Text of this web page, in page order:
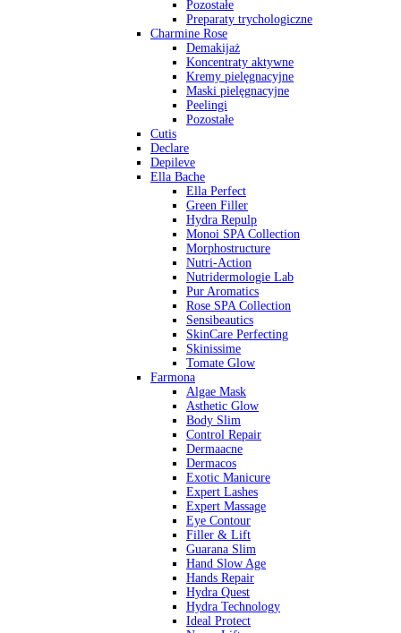
Pozostałe
Preparaty trychologiczne
Charmine Rose
Demakijaż
Koncentraty aktywne
Kremy pielęgnacyjne
Maski pielęgnacyjne
Peelingi
Pozostałe
Cutis
Declare
Depileve
Ella Bache
Ella Perfect
Green Filler
Hydra Repulp
Monoi SPA Collection
Morphostructure
Nutri-Action
Nutridermologie Lab
Pur Aromatics
Rose SPA Collection
Sensibeautics
SkinCare Perfecting
Skinissime
Tomate Glow
Farmona
Algae Mask
Asthetic Glow
Body Slim
Control Repair
Dermaacne
Dermacos
Exotic Manicure
Expert Lashes
Expert Massage
Eye Contour
Filler & Lift
Guarana Slim
Hand Slow Age
Hands Repair
Hydra Quest
Hydra Technology
Ideal Protect